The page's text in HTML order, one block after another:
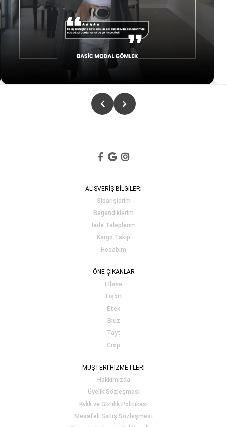
ALIŞVERİŞ BİLGİLERİ
Siparişlerim
Beğendiklerim
İade Taleplerim
Kargo Takip
Hesabım
ÖNE ÇIKANLAR
Elbise
Tişört
Etek
Bluz
Tayt
Crop
MÜŞTERİ HİZMETLERİ
Hakkımızda
Üyelik Sözleşmesi
Kvkk ve Gizlilik Politikası
Mesafeli Satış Sözleşmesi